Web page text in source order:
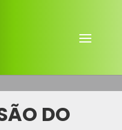
DO